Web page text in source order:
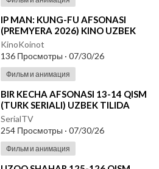
⁣IP MAN: KUNG-FU AFSONASI
(PREMYERA 2026) KINO UZBEK
TILIDA - SKACHAT
KinoKoinot
136 Просмотры · 07/30/26
Фильм и анимация
⁣BIR KECHA AFSONASI 13-14 QISM
(TURK SERIALI) UZBEK TILIDA
SerialTV
254 Просмотры · 07/30/26
Фильм и анимация